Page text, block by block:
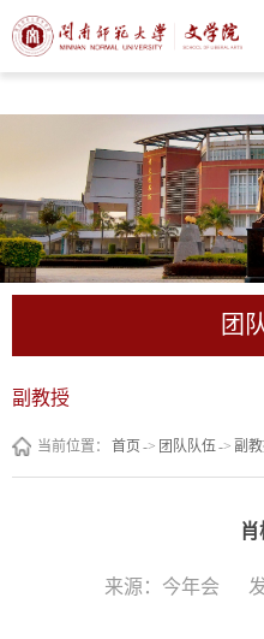
今年会 |
团
副教授
当前位置： 首页 -> 团队队伍-> 副
来源：今年会